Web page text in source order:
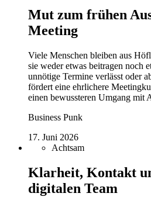
Mut zum frühen
Meeting
Viele Menschen bleiben aus
sie weder etwas beitragen noch
unnötige Termine verlässt oder
fördert eine ehrlichere
einen bewussteren Umgang mit
Business Punk
17. Juni 2026
Achtsam
Klarheit, Kontakt
digitalen Team